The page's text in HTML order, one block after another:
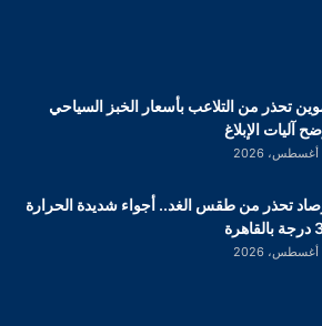
تحذر من التلاعب بأسعار الخبز السياحي
آليات الإبلاغ
تحذر من طقس الغد.. أجواء شديدة الحرارة